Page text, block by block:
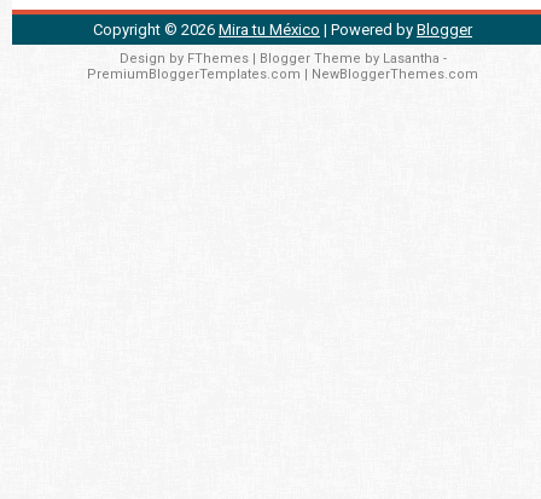
Copyright © 2026 Mira tu México | Powered by Blogger
Design by FThemes| Blogger Theme by Lasantha -
PremiumBloggerTemplates.com
NewBloggerThemes.com